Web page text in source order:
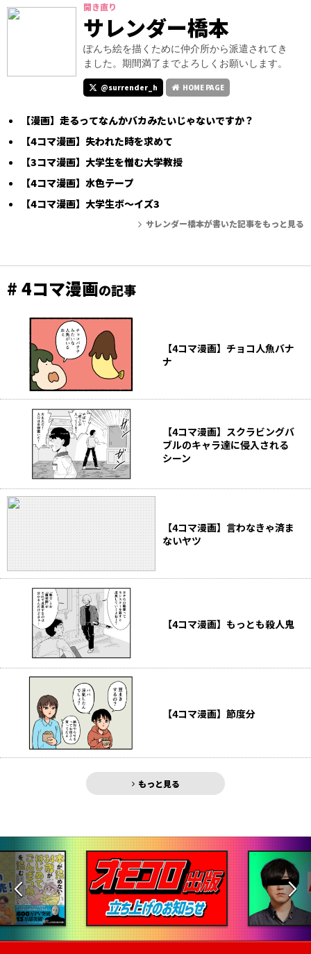
開き直り
サレンダー橋本
ぽんち絵を描くために仲介所から派遣されてき
ました。期間満了までよろしくお願いします。
@surrender_h HOME PAGE
【漫画】走るってなんかバカみたいじゃないですか？
【4コマ漫画】失われた時を求めて
【3コマ漫画】大学生を憎む大学教授
【4コマ漫画】水色テープ
【4コマ漫画】大学生ボ～イズ3
サレンダー橋本が書いた記事をもっと見る
# 4コマ漫画の記事
【4コマ漫画】チョコ人魚バナ
ナ
【4コマ漫画】スクラビングバ
ブルのキャラ達に侵入される
シーン
【4コマ漫画】言わなきゃ済ま
ないヤツ
【4コマ漫画】もっとも殺人鬼
【4コマ漫画】節度分
もっと見る